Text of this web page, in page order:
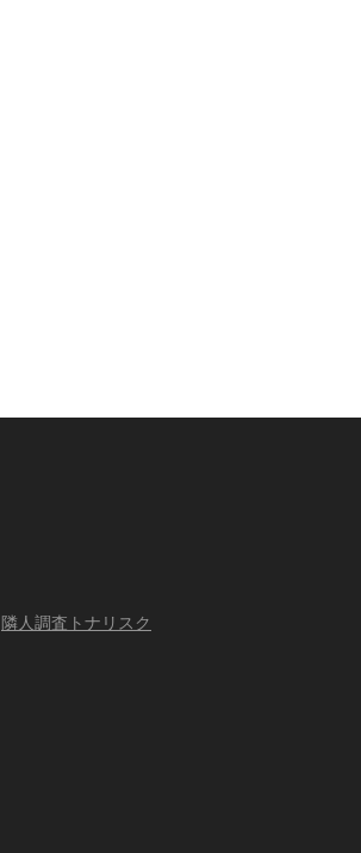
隣人調査トナリスク